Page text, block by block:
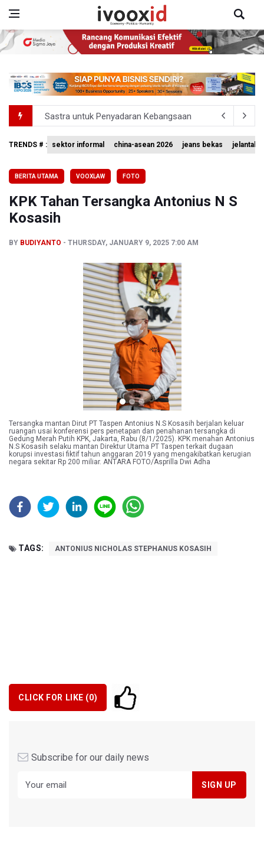
Sastra untuk Penyadaran Kebangsaan
Transjakarta Ditunjuk Kelola Transporasi Laut Menuju
Timnas Voli Putri Indonesia Kalah 1-3 Lawan Filipina
Tim Sepatu Roda Indonesia Raih 19 Medali di Gelaran
TRENDS # : sektor informal china-asean 2026 jeans bekas jelantah
BERITA UTAMA VOOXLAW FOTO
KPK Tahan Tersangka Antonius N S
Kosasih
BY BUDIYANTO THURSDAY, JANUARY 9, 2025 7:00 AM
Tersangka mantan Dirut PT Taspen Antonius N.S Kosasih berjalan keluar
ruangan usai konferensi pers penetapan dan penahanan tersangka di
Gedung Merah Putih KPK, Jakarta, Rabu (8/1/2025). KPK menahan Antonius
N.S Kosasih selaku mantan Direktur Utama PT Taspen terkait dugaan
korupsi investasi fiktif tahun anggaran 2019 yang mengakibatkan kerugian
negara sekitar Rp 200 miliar. ANTARA FOTO/Asprilla Dwi Adha
TAGS: ANTONIUS NICHOLAS STEPHANUS KOSASIH
CLICK FOR LIKE (0)
Subscribe for our daily news